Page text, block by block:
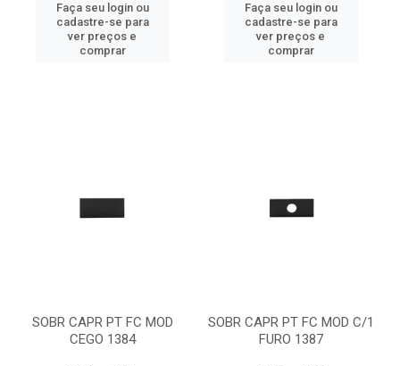
Faça seu login ou
cadastre-se para
ver preços e
comprar
Faça seu login ou
cadastre-se para
ver preços e
comprar
SOBR CAPR PT FC MOD
CEGO 1384
SOBR CAPR PT FC MOD C/1
FURO 1387